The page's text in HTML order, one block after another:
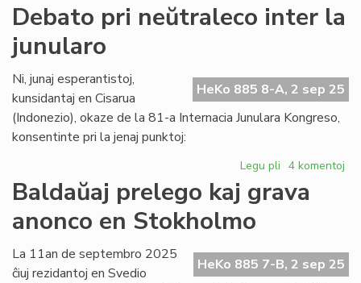
Debato pri neŭtraleco inter la
junularo
HeKo 885 8-A, 2 sep 25
Ni, junaj esperantistoj,
kunsidantaj en Cisarua
(Indonezio), okaze de la 81-a Internacia Junulara Kongreso,
konsentinte pri la jenaj punktoj:
Legu pli pri
pri
la
junularo
4 komentoj
Baldaŭaj prelego kaj grava
anonco en Stokholmo
HeKo 885 7-B, 2 sep 25
La 11an de septembro 2025
ĉiuj rezidantoj en Svedio